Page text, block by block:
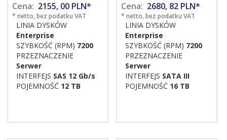
Cena: 2155, 00 PLN*
* netto, bez podatku VAT
LINIA DYSKÓW
Enterprise
SZYBKOŚĆ (RPM) 7200
PRZEZNACZENIE
Serwer
INTERFEJS SAS 12 Gb/s
POJEMNOŚĆ 12 TB
Cena: 2680, 82 PLN*
* netto, bez podatku VAT
LINIA DYSKÓW
Enterprise
SZYBKOŚĆ (RPM) 7200
PRZEZNACZENIE
Serwer
INTERFEJS SATA III
POJEMNOŚĆ 16 TB